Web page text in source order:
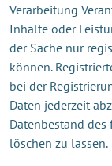
Verarbeitung
Inhalte oder
der Sache nur
können.
bei der
Daten jederzeit
Datenbestand
löschen zu lassen.